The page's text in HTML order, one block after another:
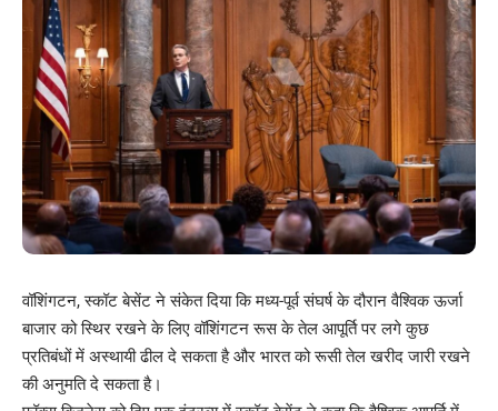
वॉशिंगटन, स्कॉट बेसेंट ने संकेत दिया कि मध्य-पूर्व संघर्ष के दौरान वैश्विक ऊर्जा
बाजार को स्थिर रखने के लिए वॉशिंगटन रूस के तेल आपूर्ति पर लगे कुछ
प्रतिबंधों में अस्थायी ढील दे सकता है और भारत को रूसी तेल खरीद जारी रखने
की अनुमति दे सकता है।